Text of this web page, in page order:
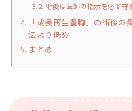
術後は医師の指示を必ず守
「成長再生豊胸」の術後
法より低め
まとめ